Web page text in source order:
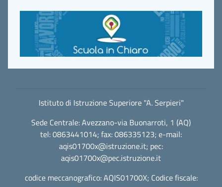
Istituto di Istruzione Superiore "A. Serpieri"
Sede Centrale: Avezzano-via Buonarroti, 1 (AQ)
tel: 0863441014; fax: 086335123; e-mail:
aqis01700x@istruzione.it; pec:
aqis01700x@pec.istruzione.it
codice meccanografico: AQIS01700X; Codice fiscale: